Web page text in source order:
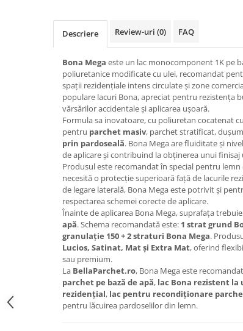
Descriere Review-uri (0) FAQ
Bona Mega este un lac monocomponent 1K pe
poliuretanice modificate cu ulei, recomandat
spații rezidențiale intens circulate și zone
populare lacuri Bona, apreciat pentru rezistența
vărsărilor accidentale și aplicarea ușoară.
Formula sa inovatoare, cu poliuretan cocatenat
pentru parchet masiv, parchet stratificat,
prin pardoseală. Bona Mega are fluiditate și
de aplicare și contribuind la obținerea unui
Produsul este recomandat în special pentru
necesită o protecție superioară față de lacurile
de legare laterală, Bona Mega este potrivit și
respectarea schemei corecte de aplicare.
Înainte de aplicarea Bona Mega, suprafața
apă. Schema recomandată este: 1 strat grund
granulație 150 + 2 straturi Bona Mega.
Lucios, Satinat, Mat și Extra Mat, oferind
sau premium.
La BellaParchet.ro, Bona Mega este
parchet pe bază de apă, lac Bona rezistent la
rezidențial, lac pentru recondiționare
pentru lăcuirea pardoselilor din lemn.